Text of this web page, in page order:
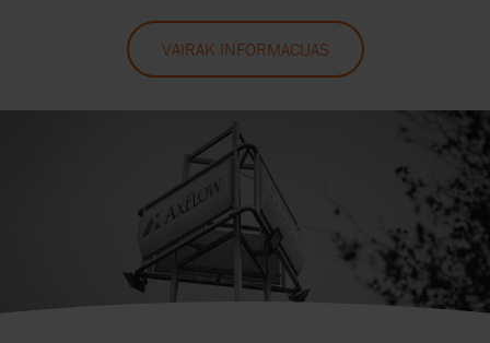
VAIRĀK INFORMĀCIJAS